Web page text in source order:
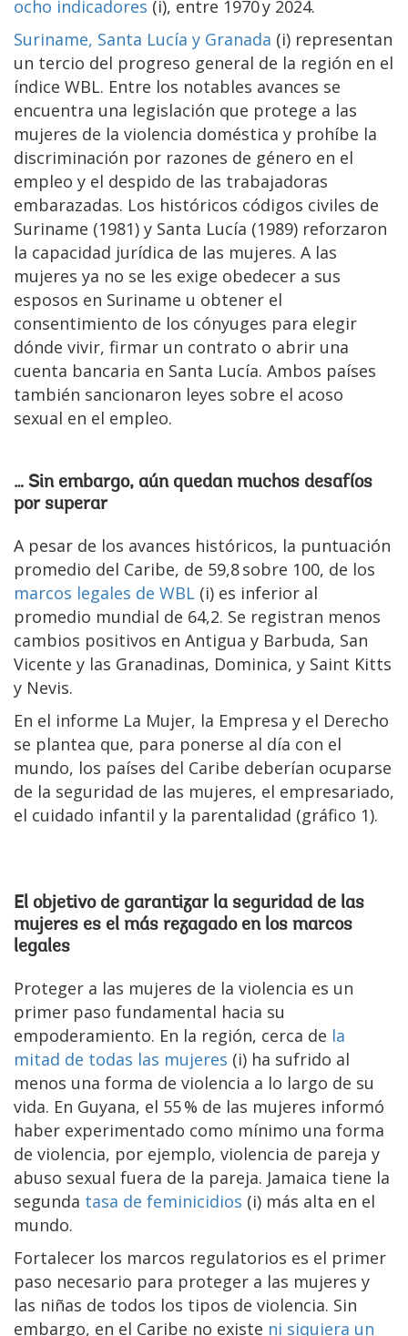
ocho indicadores (i), entre 1970 y 2024.
Suriname, Santa Lucía y Granada (i) representan
un tercio del progreso general de la región en el
índice WBL. Entre los notables avances se
encuentra una legislación que protege a las
mujeres de la violencia doméstica y prohíbe la
discriminación por razones de género en el
empleo y el despido de las trabajadoras
embarazadas. Los históricos códigos civiles de
Suriname (1981) y Santa Lucía (1989) reforzaron
la capacidad jurídica de las mujeres. A las
mujeres ya no se les exige obedecer a sus
esposos en Suriname u obtener el
consentimiento de los cónyuges para elegir
dónde vivir, firmar un contrato o abrir una
cuenta bancaria en Santa Lucía. Ambos países
también sancionaron leyes sobre el acoso
sexual en el empleo.
… Sin embargo, aún quedan muchos desafíos
por superar
A pesar de los avances históricos, la puntuación
promedio del Caribe, de 59,8 sobre 100, de los
marcos legales de WBL (i) es inferior al
promedio mundial de 64,2. Se registran menos
cambios positivos en Antigua y Barbuda, San
Vicente y las Granadinas, Dominica, y Saint Kitts
y Nevis.
En el informe La Mujer, la Empresa y el Derecho
se plantea que, para ponerse al día con el
mundo, los países del Caribe deberían ocuparse
de la seguridad de las mujeres, el empresariado,
el cuidado infantil y la parentalidad (gráfico 1).
El objetivo de garantizar la seguridad de las
mujeres es el más rezagado en los marcos
legales
Proteger a las mujeres de la violencia es un
primer paso fundamental hacia su
empoderamiento. En la región, cerca de la
mitad de todas las mujeres (i) ha sufrido al
menos una forma de violencia a lo largo de su
vida. En Guyana, el 55 % de las mujeres informó
haber experimentado como mínimo una forma
de violencia, por ejemplo, violencia de pareja y
abuso sexual fuera de la pareja. Jamaica tiene la
segunda tasa de feminicidios (i) más alta en el
mundo.
Fortalecer los marcos regulatorios es el primer
paso necesario para proteger a las mujeres y
las niñas de todos los tipos de violencia. Sin
embargo, en el Caribe no existe ni siquiera un